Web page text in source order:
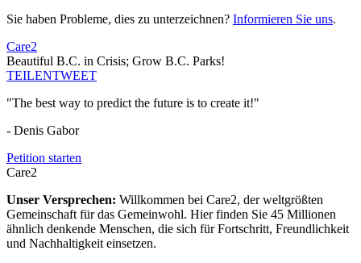
Sie haben Probleme, dies zu unterzeichnen? Informieren Sie uns.
Care2
Beautiful B.C. in Crisis; Grow B.C. Parks!
TEILENTWEET
"The best way to predict the future is to create it!"
- Denis Gabor
Petition starten
Care2
Unser Versprechen: Willkommen bei Care2, der weltgrößten
Gemeinschaft für das Gemeinwohl. Hier finden Sie 45 Millionen
ähnlich denkende Menschen, die sich für Fortschritt, Freundlichkeit
und Nachhaltigkeit einsetzen.